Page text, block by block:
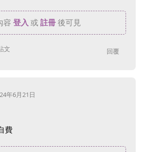
容 登入 或註冊後可見
回覆
文
年6月21日
費